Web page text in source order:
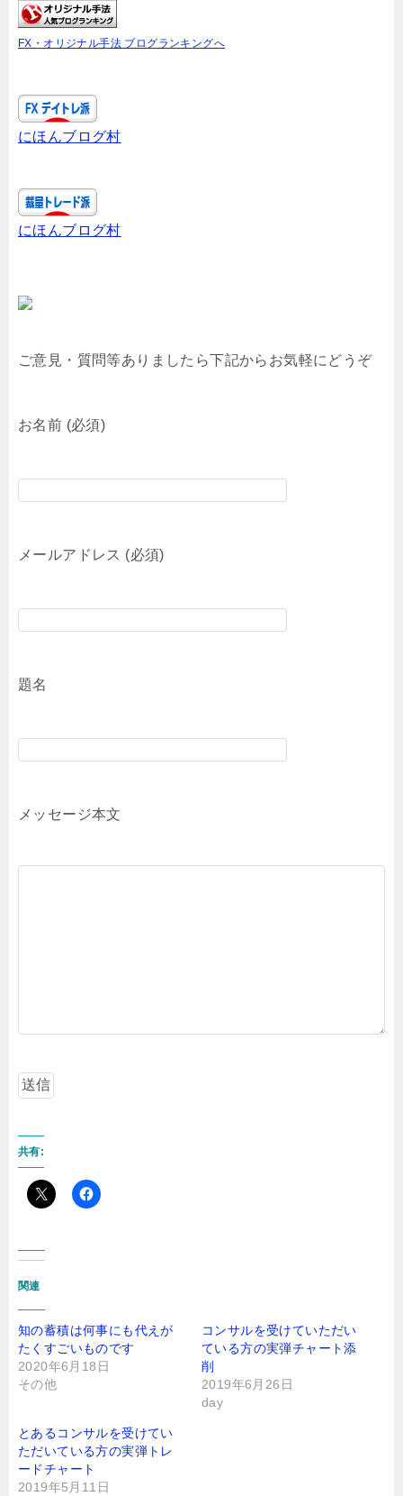
FX・オリジナル手法 ブログランキングへ
にほんブログ村
にほんブログ村
ご意見・質問等ありましたら下記からお気軽にどうぞ
お名前 (必須)
メールアドレス (必須)
題名
メッセージ本文
共有:
関連
知の蓄積は何事にも代えが
たくすごいものです
2020年6月18日
その他
コンサルを受けていただい
ている方の実弾チャート添
削
2019年6月26日
day
とあるコンサルを受けてい
ただいている方の実弾トレ
ードチャート
2019年5月11日